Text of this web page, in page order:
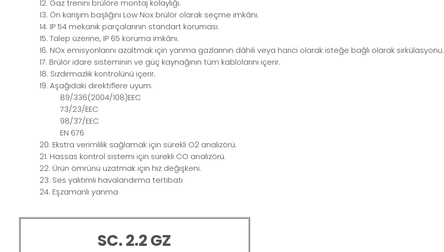
12. Gaz trenini brülöre montaj kolaylığı.
13. Ön karışım başlığını Low Nox brülör olarak seçme imkânı.
14. IP 54 mekanik parçalarının standart koruması.
15. Talep üzerine, IP 65 koruma imkânı.
16. NOx emisyonlarını azaltmak için yanma gazlarının dâhili veya harici olarak isteğe bağlı olarak sirkülasyonu.
17. Brülör idare sisteminin ve güç kaynağının tüm kablolarını içerir.
18. Sızdırmazlık kontrolünü içerir.
19. Aşağıdaki direktiflere uyum:
89/336(2004/108)EEC
73/23/EEC
98/37/EEC
EN 676
20. Ekstra verimlilik sağlamak için sürekli O2 analizörü.
21. Hassas kontrol sistemi için sürekli CO analizörü.
22. Ürün ömrünü uzatmak için hız değişkeni.
23. Ses yalıtımlı havalandırma tertibatı
24. Eşzamanlı yanma
SC. 2.2 GZ